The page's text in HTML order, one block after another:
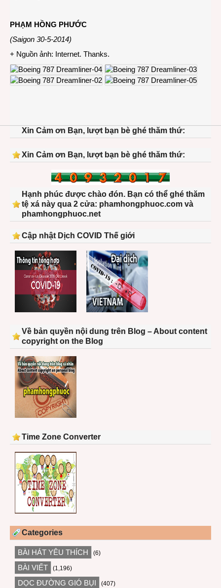
PHẠM HỒNG PHƯỚC
(Saigon 30-5-2014)
+ Nguồn ảnh: Internet. Thanks.
Xin Cảm ơn Bạn, lượt bạn bè ghé thăm thứ:
Xin Cảm ơn Bạn, lượt bạn bè ghé thăm thứ:
Hạnh phúc được chào đón. Bạn có thể ghé thăm
tệ xá này qua 2 cửa: phamhongphuoc.com và
phamhongphuoc.net
Cập nhật Dịch COVID Thế giới
Về bản quyền nội dung trên Blog – About content
copyright on the Blog
Time Zone Converter
Categories
BÀI HÁT YÊU THÍCH (6)
BÀI VIẾT (1,196)
DỌC ĐƯỜNG GIÓ BỤI (407)